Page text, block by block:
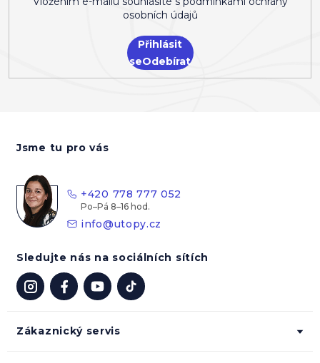
osobních údajů
Přihlásit
se
Zákaznický servis
Jsme tu pro vás
+420 778 777 052
info@utopy.cz
Sledujte nás na sociálních sítích